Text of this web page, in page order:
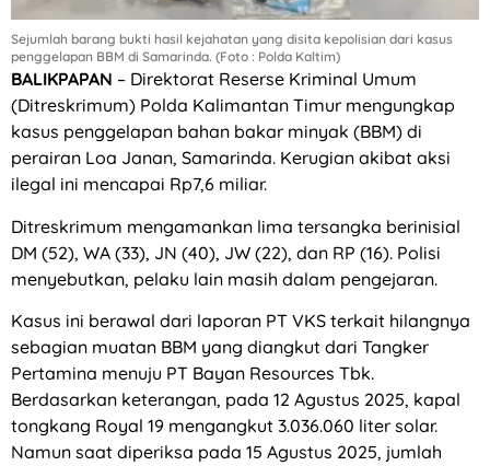
Sejumlah barang bukti hasil kejahatan yang disita kepolisian dari kasus
penggelapan BBM di Samarinda. (Foto : Polda Kaltim)
BALIKPAPAN – Direktorat Reserse Kriminal Umum
(Ditreskrimum) Polda Kalimantan Timur mengungkap
kasus penggelapan bahan bakar minyak (BBM) di
perairan Loa Janan, Samarinda. Kerugian akibat aksi
ilegal ini mencapai Rp7,6 miliar.
Ditreskrimum mengamankan lima tersangka berinisial
DM (52), WA (33), JN (40), JW (22), dan RP (16). Polisi
menyebutkan, pelaku lain masih dalam pengejaran.
Kasus ini berawal dari laporan PT VKS terkait hilangnya
sebagian muatan BBM yang diangkut dari Tangker
Pertamina menuju PT Bayan Resources Tbk.
Berdasarkan keterangan, pada 12 Agustus 2025, kapal
tongkang Royal 19 mengangkut 3.036.060 liter solar.
Namun saat diperiksa pada 15 Agustus 2025, jumlah